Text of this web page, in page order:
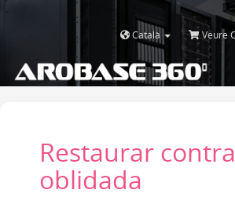
Català Veure
Restaurar
oblidada